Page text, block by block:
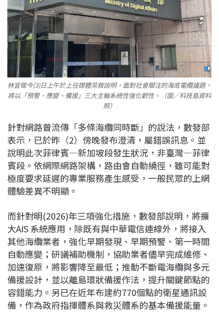
林宜敬今(3)日上午於上任媒體茶敘說明，面對社會關注的海底電纜議題，
將以「預警、應變、備援」三大主軸系統性強化韌性。（圖／科技島資料
照）
針對網路曾流傳「多條海纜同時斷」的說法，數發部
表示，已於昨（2）傍晚發布澄清，屬錯誤訊息。並
說明此次菲律賓—新加坡段發生狀況，非臺灣—菲律
賓段。依網際網路架構，路由會自動繞徑，雖可能對
極度要求延遲的專業服務產生感受，一般民眾的上網
體驗差異不明顯。
而針對明(2026)年三項強化措施，數發部說明，將擴
大AIS 系統應用，除既有與中華電信連線外，將接入
其他海纜業者，強化早期發現、早期預警、第一時間
自動應變；研議補助機制，協助業者儘早完成維修、
加速復原，將影響降至最低；推動不斷電海纜與多元
備援設計，並以離島環狀備援作法，提升關鍵節點的
容錯能力。另已在近年布建約770個點的衛星通訊設
備，作為政府指揮體系與救災體系的基本備援能量。